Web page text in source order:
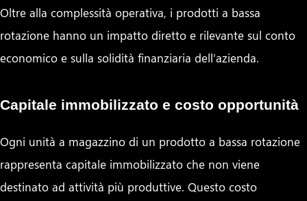
Oltre alla complessità operativa, i prodotti a bassa
rotazione hanno un impatto diretto e rilevante sul conto
economico e sulla solidità finanziaria dell’azienda.
Capitale immobilizzato e costo opportunità
Ogni unità a magazzino di un prodotto a bassa rotazione
rappresenta capitale immobilizzato che non viene
destinato ad attività più produttive. Questo costo